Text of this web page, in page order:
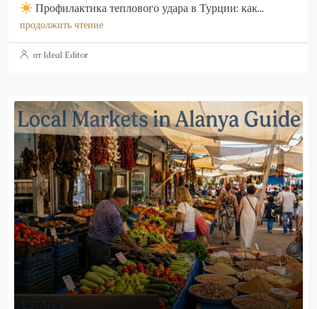
Профилактика теплового удара в Турции: как...
продолжить чтение
от Ideal Editor